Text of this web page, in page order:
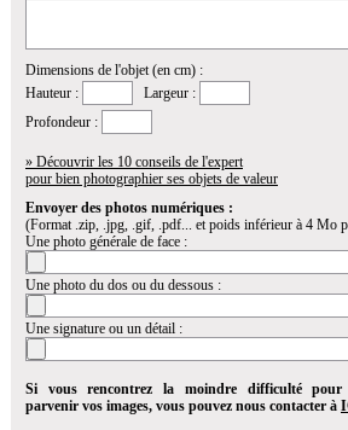
Dimensions de l'objet (en cm) :
Hauteur :
Largeur :
Profondeur :
» Découvrir les 10 conseils de l'expert
pour bien photographier ses objets de valeur
Envoyer des photos numériques :
(Format .zip, .jpg, .gif, .pdf... et poids inférieur à 4 Mo
Une photo générale de face :
Une photo du dos ou du dessous :
Une signature ou un détail :
Si vous rencontrez la moindre difficulté
parvenir vos images, vous pouvez nous contacter à